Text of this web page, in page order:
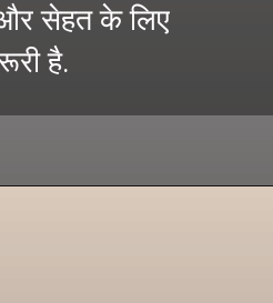
और सेहत के लिए
है.